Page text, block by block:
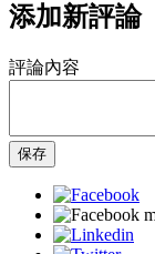
添加新評論
評論內容
保存